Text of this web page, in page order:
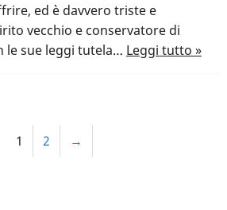
ed è davvero triste e
vecchio e conservatore di
le sue leggi tutela… Leggi tutto »
1 2 →